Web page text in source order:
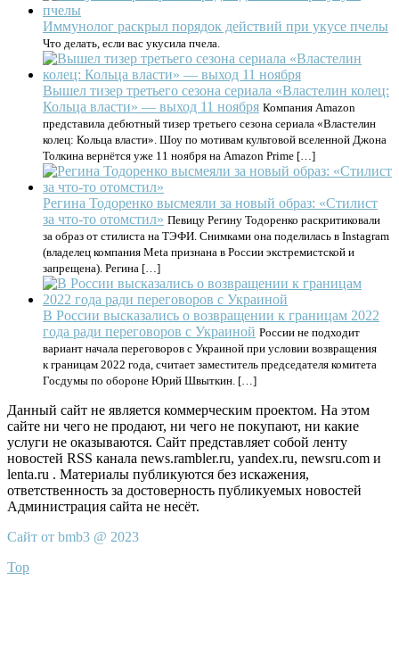
Иммунолог раскрыл порядок действий при укусе пчелы
Что делать, если вас укусила пчела.
Вышел тизер третьего сезона сериала «Властелин колец:
Кольца власти» — выход 11 ноября Компания Amazon
представила дебютный тизер третьего сезона сериала «Властелин
колец: Кольца власти». Шоу по мотивам культовой вселенной Джона
Толкина вернётся уже 11 ноября на Amazon Prime […]
Регина Тодоренко высмеяли за новый образ: «Стилист
за что-то отомстил» Певицу Регину Тодоренко раскритиковали
за образ от стилиста на ТЭФИ. Снимками она поделилась в Instagram
(владелец компания Meta признана в России экстремистской и
запрещена). Регина […]
В России высказались о возвращении к границам 2022
года ради переговоров с Украиной России не подходит
вариант начала переговоров с Украиной при условии возвращения
к границам 2022 года, считает заместитель председателя комитета
Госдумы по обороне Юрий Швыткин. […]
Данный сайт не является коммерческим проектом. На этом
сайте ни чего не продают, ни чего не покупают, ни какие
услуги не оказываются. Сайт представляет собой ленту
новостей RSS канала news.rambler.ru, yandex.ru, newsru.com и
lenta.ru . Материалы публикуются без искажения,
ответственность за достоверность публикуемых новостей
Администрация сайта не несёт.
Сайт от bmb3 @ 2023
Top